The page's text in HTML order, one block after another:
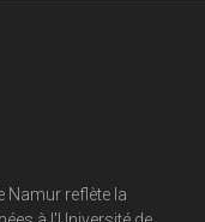
Namur reflète la